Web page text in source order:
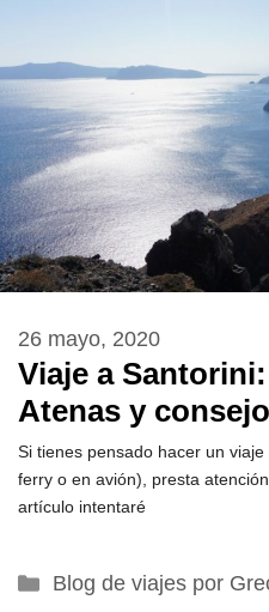
Viaje a
Atenas y
26 mayo, 2020
Si tienes pensado hacer un
ferry o en avión), presta
artículo intentaré
Categorías
Blog de viajes por